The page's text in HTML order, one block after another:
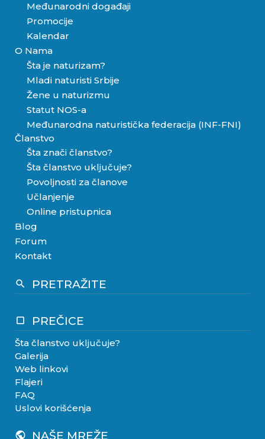
Međunarodni događaji
Promocije
Kalendar
O Nama
Šta je naturizam?
Mladi naturisti Srbije
Žene u naturizmu
Statut NOS-a
Međunarodna naturistička federacija (INF-FNI)
Članstvo
Šta znači članstvo?
Šta članstvo uključuje?
Povoljnosti za članove
Učlanjenje
Online pristupnica
Blog
Forum
Kontakt
search PRETRAŽITE
crop_square PREČICE
Šta članstvo uključuje?
Galerija
Web linkovi
Flajeri
FAQ
Uslovi korišćenja
public NAŠE MREŽE